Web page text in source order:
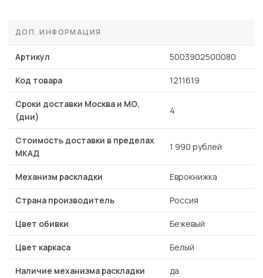
ДОП. ИНФОРМАЦИЯ
Артикул 5003902500080
Код товара 1211619
Сроки доставки Москва и МО,
(дни)
4
Стоимость доставки в пределах
МКАД
1 990 рублей
Механизм раскладки Еврокнижка
Страна производитель Россия
Цвет обивки Бежевый
Цвет каркаса Белый
Наличие механизма раскладки да